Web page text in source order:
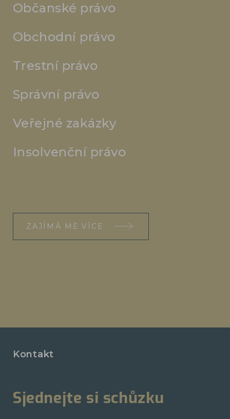
Občanské právo
Obchodní právo
Trestní právo
Správní právo
Veřejné zakázky
Insolvenční právo
ZAJÍMÁ MĚ VÍCE
Kontakt
Sjednejte si schůzku